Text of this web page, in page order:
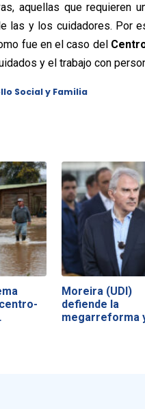
aquellas que requieren
las y los cuidadores. Por
fue en el caso del
y el trabajo con
Social y Familia
Moreira (UDI)
defiende la
megarreforma